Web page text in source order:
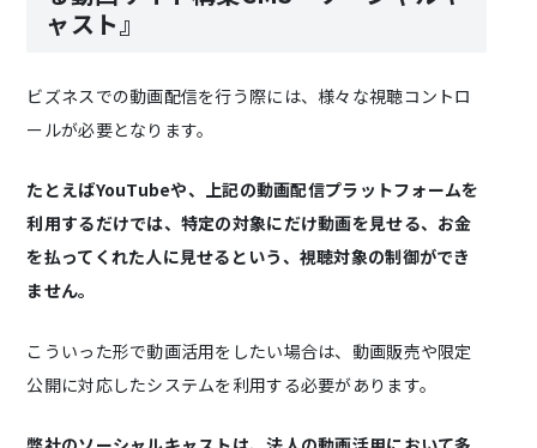
ャスト』
ビズネスでの動画配信を行う際には、様々な視聴コントロ
ールが必要となります。
たとえばYouTubeや、上記の動画配信プラットフォームを
利用するだけでは、特定の対象にだけ動画を見せる、お金
を払ってくれた人に見せるという、視聴対象の制御ができ
ません。
こういった形で動画活用をしたい場合は、動画販売や限定
公開に対応したシステムを利用する必要があります。